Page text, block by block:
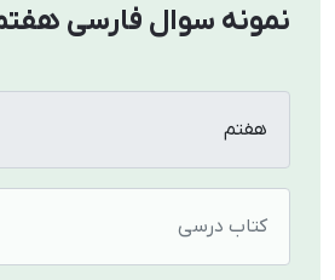
نمونه سوال فارسی
هفتم
کتاب درسی